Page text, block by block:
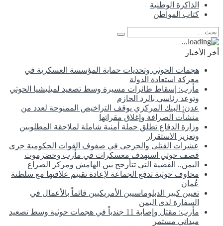
الذاكرة الوطنية
كتاب المواطن
أخر الأخبار
هجمات الحوثي وتحديات حماية المؤسسة العسكرية في
معركة استعادة الدولة
مأرب: إسقاط طائرات مسيرة وسط تصعيد لميليشيا الحوثي
وتوعد رئاسي بالرد الحازم
عدن: البنك المركزي يوقف التراخيص الممنوحة لعدد من
منشآت الصرافة وإغلاق مقراتها
وزارة الدفاع تطلق حملة أمنية شاملة لملاحقة المطلوبين
وتعزيز الاستقرار
عشرات القتلى والجرحى في صفوف القوات الحكومية جرى
قصف حوثي استهدف معسكرات في مأرب وحضرموت
اليمن.. القضية التي تتأرجح بين الهامش ومركز الصراع
مخاوف حوثية تدفع الجماعة لإعادة تقييم علاقتها مع سلطنة
عُمان
تعيين كبير الدبلوماسيين الأمريكيين قائماً بالأعمال في
السفارة لدى اليمن
مأرب: مقتل وإصابة 11 جندياً في هجمات حوثية وسط تصعيد
ميداني مستمر